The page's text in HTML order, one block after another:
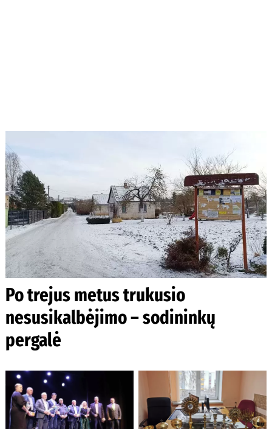
Po trejus metus trukusio
nesusikalbėjimo – sodininkų
pergalė